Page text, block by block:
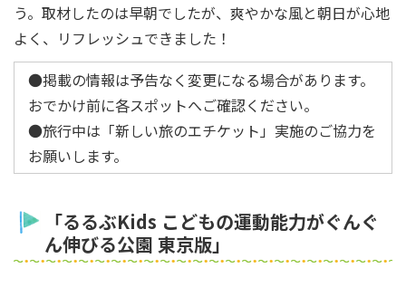
う。取材したのは早朝でしたが、爽やかな風と朝日が心地
よく、リフレッシュできました！
●掲載の情報は予告なく変更になる場合があります。
おでかけ前に各スポットへご確認ください。
●旅行中は「新しい旅のエチケット」実施のご協力を
お願いします。
「るるぶKids こどもの運動能力がぐんぐ
ん伸びる公園 東京版」